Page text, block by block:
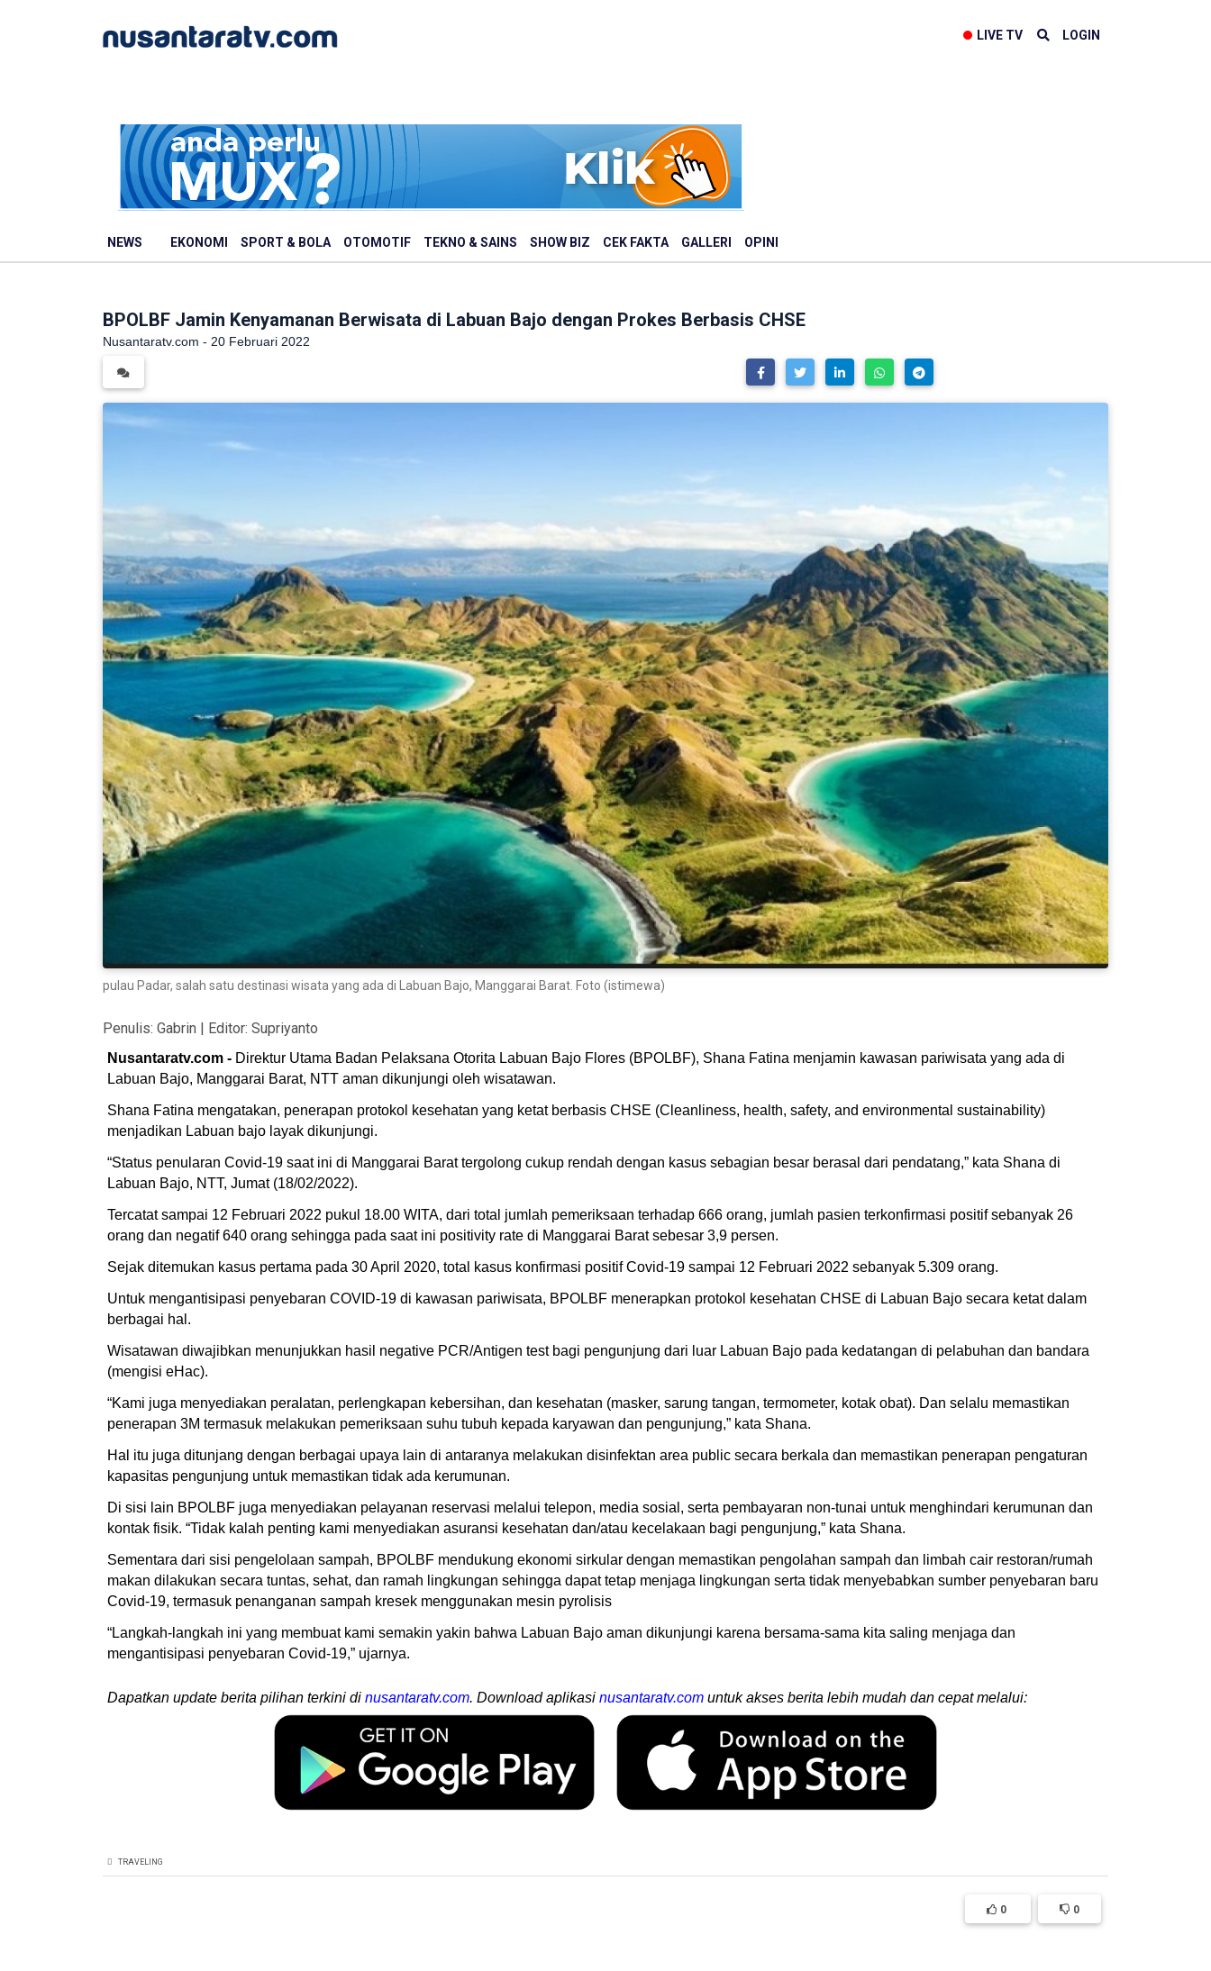
LIVE TV LOGIN
NEWS EKONOMI SPORT & BOLA OTOMOTIF TEKNO & SAINS SHOW BIZ CEK FAKTA GALLERI OPINI
BPOLBF Jamin Kenyamanan Berwisata di Labuan Bajo dengan Prokes Berbasis CHSE
Nusantaratv.com - 20 Februari 2022
pulau Padar, salah satu destinasi wisata yang ada di Labuan Bajo, Manggarai Barat. Foto (istimewa)
Penulis: Gabrin | Editor: Supriyanto
Nusantaratv.com - Direktur Utama Badan Pelaksana Otorita Labuan Bajo Flores (BPOLBF), Shana Fatina menjamin kawasan pariwisata yang ada di
Labuan Bajo, Manggarai Barat, NTT aman dikunjungi oleh wisatawan.
Shana Fatina mengatakan, penerapan protokol kesehatan yang ketat berbasis CHSE (Cleanliness, health, safety, and environmental sustainability)
menjadikan Labuan bajo layak dikunjungi.
“Status penularan Covid-19 saat ini di Manggarai Barat tergolong cukup rendah dengan kasus sebagian besar berasal dari pendatang,” kata Shana di
Labuan Bajo, NTT, Jumat (18/02/2022).
Tercatat sampai 12 Februari 2022 pukul 18.00 WITA, dari total jumlah pemeriksaan terhadap 666 orang, jumlah pasien terkonfirmasi positif sebanyak 26
orang dan negatif 640 orang sehingga pada saat ini positivity rate di Manggarai Barat sebesar 3,9 persen.
Sejak ditemukan kasus pertama pada 30 April 2020, total kasus konfirmasi positif Covid-19 sampai 12 Februari 2022 sebanyak 5.309 orang.
Untuk mengantisipasi penyebaran COVID-19 di kawasan pariwisata, BPOLBF menerapkan protokol kesehatan CHSE di Labuan Bajo secara ketat dalam
berbagai hal.
Wisatawan diwajibkan menunjukkan hasil negative PCR/Antigen test bagi pengunjung dari luar Labuan Bajo pada kedatangan di pelabuhan dan bandara
(mengisi eHac).
“Kami juga menyediakan peralatan, perlengkapan kebersihan, dan kesehatan (masker, sarung tangan, termometer, kotak obat). Dan selalu memastikan
penerapan 3M termasuk melakukan pemeriksaan suhu tubuh kepada karyawan dan pengunjung,” kata Shana.
Hal itu juga ditunjang dengan berbagai upaya lain di antaranya melakukan disinfektan area public secara berkala dan memastikan penerapan pengaturan
kapasitas pengunjung untuk memastikan tidak ada kerumunan.
Di sisi lain BPOLBF juga menyediakan pelayanan reservasi melalui telepon, media sosial, serta pembayaran non-tunai untuk menghindari kerumunan dan
kontak fisik. “Tidak kalah penting kami menyediakan asuransi kesehatan dan/atau kecelakaan bagi pengunjung,” kata Shana.
Sementara dari sisi pengelolaan sampah, BPOLBF mendukung ekonomi sirkular dengan memastikan pengolahan sampah dan limbah cair restoran/rumah
makan dilakukan secara tuntas, sehat, dan ramah lingkungan sehingga dapat tetap menjaga lingkungan serta tidak menyebabkan sumber penyebaran baru
Covid-19, termasuk penanganan sampah kresek menggunakan mesin pyrolisis
“Langkah-langkah ini yang membuat kami semakin yakin bahwa Labuan Bajo aman dikunjungi karena bersama-sama kita saling menjaga dan
mengantisipasi penyebaran Covid-19,” ujarnya.
Dapatkan update berita pilihan terkini di nusantaratv.com. Download aplikasi nusantaratv.com untuk akses berita lebih mudah dan cepat melalui:
TRAVELING
0 0